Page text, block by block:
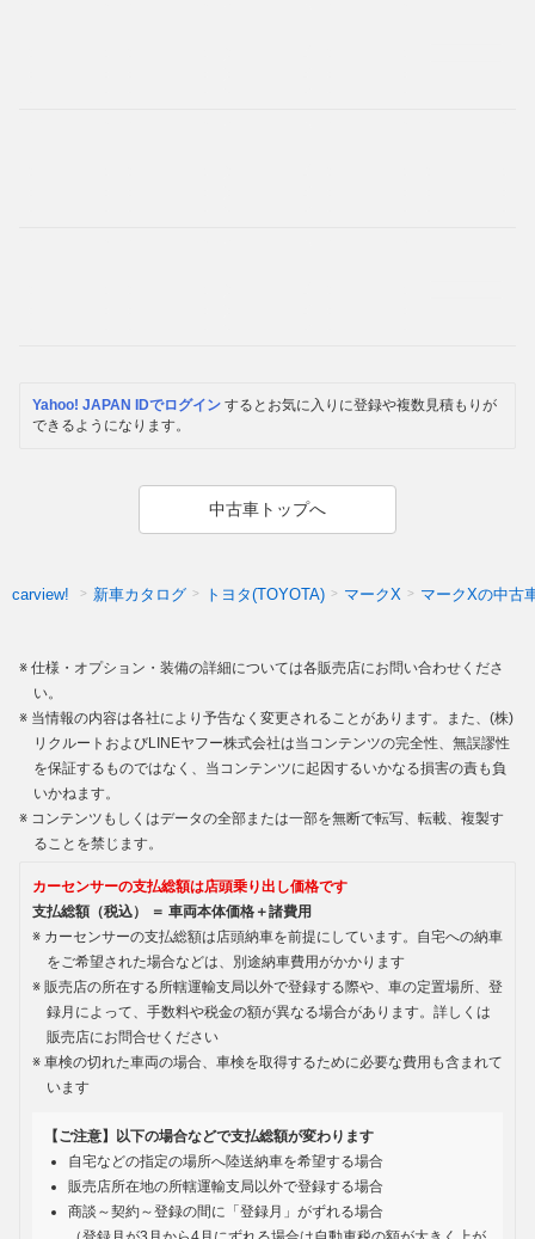
Yahoo! JAPAN IDでログイン するとお気に入りに登録や複数見積もりが
できるようになります。
中古車トップへ
carview! 新車カタログ トヨタ(TOYOTA) マークX マークXの中古
仕様・オプション・装備の詳細については各販売店にお問い合わせくださ
い。
当情報の内容は各社により予告なく変更されることがあります。また、(株)
リクルートおよびLINEヤフー株式会社は当コンテンツの完全性、無誤謬性
を保証するものではなく、当コンテンツに起因するいかなる損害の責も負
いかねます。
コンテンツもしくはデータの全部または一部を無断で転写、転載、複製す
ることを禁じます。
カーセンサーの支払総額は店頭乗り出し価格です
支払総額（税込） ＝ 車両本体価格＋諸費用
カーセンサーの支払総額は店頭納車を前提にしています。自宅への納車
をご希望された場合などは、別途納車費用がかかります
販売店の所在する所轄運輸支局以外で登録する際や、車の定置場所、登
録月によって、手数料や税金の額が異なる場合があります。詳しくは
販売店にお問合せください
車検の切れた車両の場合、車検を取得するために必要な費用も含まれて
います
【ご注意】以下の場合などで支払総額が変わります
自宅などの指定の場所へ陸送納車を希望する場合
販売店所在地の所轄運輸支局以外で登録する場合
商談～契約～登録の間に「登録月」がずれる場合